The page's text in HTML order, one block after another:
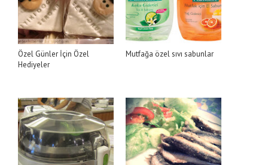
Özel Günler İçin Özel
Hediyeler
Mutfağa özel sıvı sabunlar